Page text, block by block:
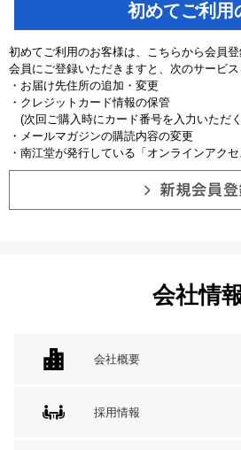
初めてご利用
初めてご利用のお客様は、こちらから会員登
会員にご登録いただきますと、次のサービス
・お届け先住所の追加・変更
・クレジットカード情報の保管
(次回ご購入時にカード番号を入力いただ
・メールマガジンの購読内容の変更
・南江堂が発行している「オンラインアク
会社情
会社概要
採用情報